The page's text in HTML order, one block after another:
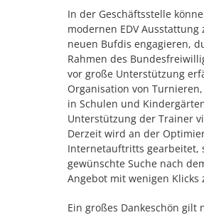
In der Geschäftsstelle
modernen EDV
neuen Bufdis engagieren,
Rahmen des
vor große Unterstützung
Organisation von
in Schulen und
Unterstützung der Trainer
Derzeit wird an der
Internetauftritts gearbeitet,
gewünschte Suche nach
Angebot mit wenigen Klicks
Ein großes Dankeschön gilt